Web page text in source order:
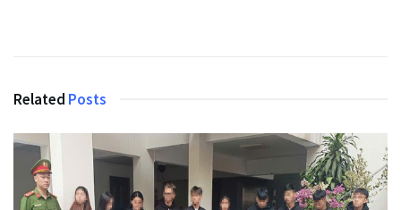
Related Posts